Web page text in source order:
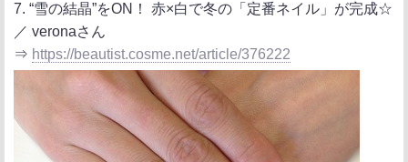
7. “雪の結晶”をON！ 赤×白で冬の「定番ネイル」が完成☆
／ veronaさん
⇒ https://beautist.cosme.net/article/376222